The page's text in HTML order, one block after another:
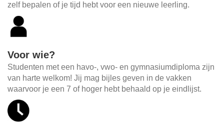
zelf bepalen of je tijd hebt voor een nieuwe leerling.
Voor wie?
Studenten met een havo-, vwo- en gymnasiumdiploma zijn
van harte welkom! Jij mag bijles geven in de vakken
waarvoor je een 7 of hoger hebt behaald op je eindlijst.